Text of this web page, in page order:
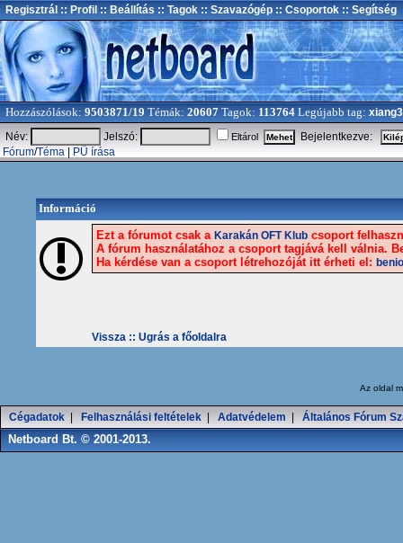
Regisztrál :: Profil :: Beállítás :: Tagok :: Szavazógép :: Csoportok :: Segítség
Hozzászólások: 9503871/19 Témák: 20607 Tagok: 113764 Legújabb tag:
Név:
Jelszó: Eltárol
Bejelentkezve:
Fórum/Téma PÜ írása
Információ
Ezt a fórumot csak a Karakán OFT Klub csoport
A fórum használatához a csoport tagjává kell válnia.
Ha kérdése van a csoport létrehozóját itt érheti el:
Vissza :: Ugrás a főoldalra
Az oldal
Cégadatok Felhasználási feltételek Adatvédelem Általános Fórum
Netboard Bt. © 2001-2013.